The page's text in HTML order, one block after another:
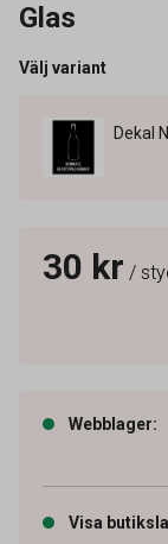
Glas
Välj variant
Dekal
30 kr /
Webblager:
Visa